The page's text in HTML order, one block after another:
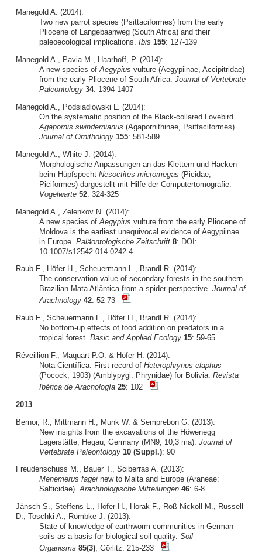
Manegold A. (2014):
Two new parrot species (Psittaciformes) from the early
Pliocene of Langebaanweg (South Africa) and their
paleoecological implications. Ibis 155: 127-139
Manegold A., Pavia M., Haarhoff, P. (2014):
A new species ofAegypius vulture (Aegypiinae, Accipitridae)
from the early Pliocene of South Africa. Journal of Vertebrate
Paleontology 34: 1394-1407
Manegold A., Podsiadlowski L. (2014):
On the systematic position of the Black-collared Lovebird
Agapornis swindernianus (Agapornithinae, Psittaciformes).
Journal of Ornithology 155: 581-589
Manegold A., White J. (2014):
Morphologische Anpassungen an das Klettern und Hacken
beim Hüpfspecht Nesoctites micromegas (Picidae,
Piciformes) dargestellt mit Hilfe der Computertomografie.
Vogelwarte 52: 324-325
Manegold A., Zelenkov N. (2014):
A new species of Aegypius vulture from the early Pliocene of
Moldova is the earliest unequivocal evidence of Aegypiinae
in Europe. Paläontologische Zeitschrift 8: DOI:
10.1007/s12542-014-0242-4
Raub F., Höfer H., Scheuermann L., Brandl R. (2014):
The conservation value of secondary forests in the southern
Brazilian Mata Atlântica from a spider perspective. Journal of
Arachnology 42: 52-73
Raub F., Scheuermann L., Höfer H., Brandl R. (2014):
No bottom-up effects of food addition on predators in a
tropical forest. Basic and Applied Ecology 15: 59-65
Réveillion F., Maquart P.O. & Höfer H. (2014):
Nota Científica: First record of Heterophrynus elaphus
(Pocock, 1903) (Amblypygi: Phrynidae) for Bolivia. Revista
Ibérica de Aracnología 25: 102
2013
Bernor, R., Mittmann H., Munk W. & Semprebon G. (2013):
New insights from the excavations of the Höwenegg
Lagerstätte, Hegau, Germany (MN9, 10,3 ma). Journal of
Vertebrate Paleontology 10 (Suppl.): 90
Freudenschuss M., Bauer T., Sciberras A. (2013):
Menemerus fageinew to Malta and Europe (Araneae:
Salticidae).Arachnologische Mitteilungen 46: 6-8
Jänsch S., Steffens L., Höfer H., Horak F., Roß-Nickoll M., Russell
D., Toschki A., Römbke J. (2013):
State of knowledge of earthworm communities in German
soils as a basis for biological soil quality. Soil
Organisms 85(3), Görlitz: 215-233